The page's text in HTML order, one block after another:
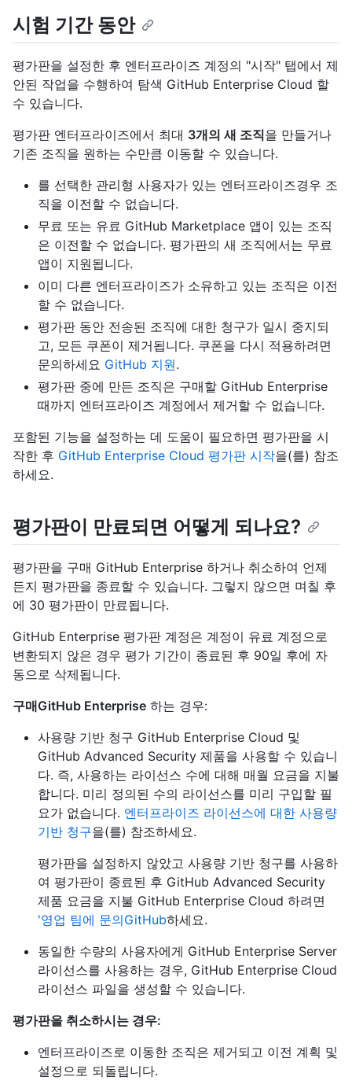
시험 기간 동안
평가판을 설정한 후 엔터프라이즈 계정의 "시작" 탭에서 제
안된 작업을 수행하여 탐색 GitHub Enterprise Cloud 할
수 있습니다.
평가판 엔터프라이즈에서 최대 3개의 새 조직을 만들거나
기존 조직을 원하는 수만큼 이동할 수 있습니다.
를 선택한 관리형 사용자가 있는 엔터프라이즈경우 조
직을 이전할 수 없습니다.
무료 또는 유료 GitHub Marketplace 앱이 있는 조직
은 이전할 수 없습니다. 평가판의 새 조직에서는 무료
앱이 지원됩니다.
이미 다른 엔터프라이즈가 소유하고 있는 조직은 이전
할 수 없습니다.
평가판 동안 전송된 조직에 대한 청구가 일시 중지되
고, 모든 쿠폰이 제거됩니다. 쿠폰을 다시 적용하려면
문의하세요 GitHub 지원.
평가판 중에 만든 조직은 구매할 GitHub Enterprise
때까지 엔터프라이즈 계정에서 제거할 수 없습니다.
포함된 기능을 설정하는 데 도움이 필요하면 평가판을 시
작한 후 GitHub Enterprise Cloud 평가판 시작을(를) 참조
하세요.
평가판이 만료되면 어떻게 되나요?
평가판을 구매 GitHub Enterprise 하거나 취소하여 언제
든지 평가판을 종료할 수 있습니다. 그렇지 않으면 며칠 후
에 30 평가판이 만료됩니다.
GitHub Enterprise 평가판 계정은 계정이 유료 계정으로
변환되지 않은 경우 평가 기간이 종료된 후 90일 후에 자
동으로 삭제됩니다.
구매GitHub Enterprise 하는 경우:
사용량 기반 청구 GitHub Enterprise Cloud 및
GitHub Advanced Security 제품을 사용할 수 있습니
다. 즉, 사용하는 라이선스 수에 대해 매월 요금을 지불
합니다. 미리 정의된 수의 라이선스를 미리 구입할 필
요가 없습니다. 엔터프라이즈 라이선스에 대한 사용량
기반 청구을(를) 참조하세요.
평가판을 설정하지 않았고 사용량 기반 청구를 사용하
여 평가판이 종료된 후 GitHub Advanced Security
제품 요금을 지불 GitHub Enterprise Cloud 하려면
'영업 팀에 문의GitHub하세요.
동일한 수량의 사용자에게 GitHub Enterprise Server
라이선스를 사용하는 경우, GitHub Enterprise Cloud
라이선스 파일을 생성할 수 있습니다.
평가판을 취소하시는 경우:
엔터프라이즈로 이동한 조직은 제거되고 이전 계획 및
설정으로 되돌립니다.